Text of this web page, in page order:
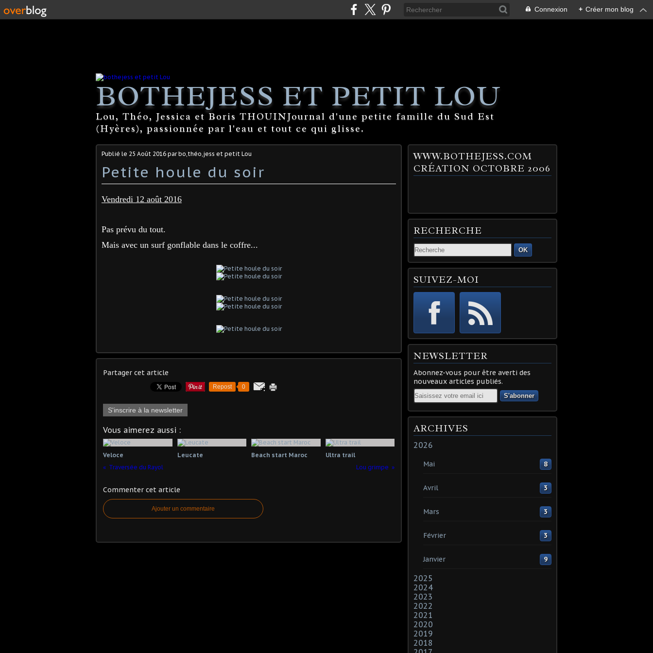
Connexion + Créer mon blog
BOTHEJESS ET PETIT LOU
Lou, Théo, Jessica et Boris THOUINJournal d'une petite famille du Sud Est
(Hyères), passionnée par l'eau et tout ce qui glisse.
Publié le 25 Août 2016 par bo,théo,jess et petit Lou
Petite houle du soir
Vendredi 12 août 2016
Pas prévu du tout.
Mais avec un surf gonflable dans le coffre...
Partager cet article
Repost 0
S'inscrire à la newsletter
Vous aimerez aussi :
Veloce Leucate Beach start Maroc
Ultra trail
Traversée du Rayol
Lou grimpe
Commenter cet article
Ajouter un commentaire
WWW.BOTHEJESS.COM
CRÉATION OCTOBRE 2006
RECHERCHE
OK
SUIVEZ-MOI
NEWSLETTER
Abonnez-vous pour être averti des
nouveaux articles publiés.
Email
ARCHIVES
2026
Mai 8
Avril 3
Mars 3
Février 3
Janvier 9
2025
2024
2023
2022
2021
2020
2019
2018